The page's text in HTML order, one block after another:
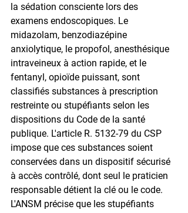
la sédation consciente lors des
examens endoscopiques. Le
midazolam, benzodiazépine
anxiolytique, le propofol, anesthésique
intraveineux à action rapide, et le
fentanyl, opioïde puissant, sont
classifiés substances à prescription
restreinte ou stupéfiants selon les
dispositions du Code de la santé
publique. L'article R. 5132-79 du CSP
impose que ces substances soient
conservées dans un dispositif sécurisé
à accès contrôlé, dont seul le praticien
responsable détient la clé ou le code.
L'ANSM précise que les stupéfiants